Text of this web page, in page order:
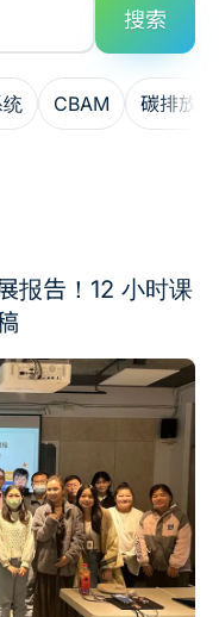
搜索
CBAM 碳排放
报告！12 小时课